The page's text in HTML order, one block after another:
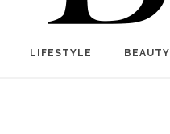
LIFESTYLE BEAUTY